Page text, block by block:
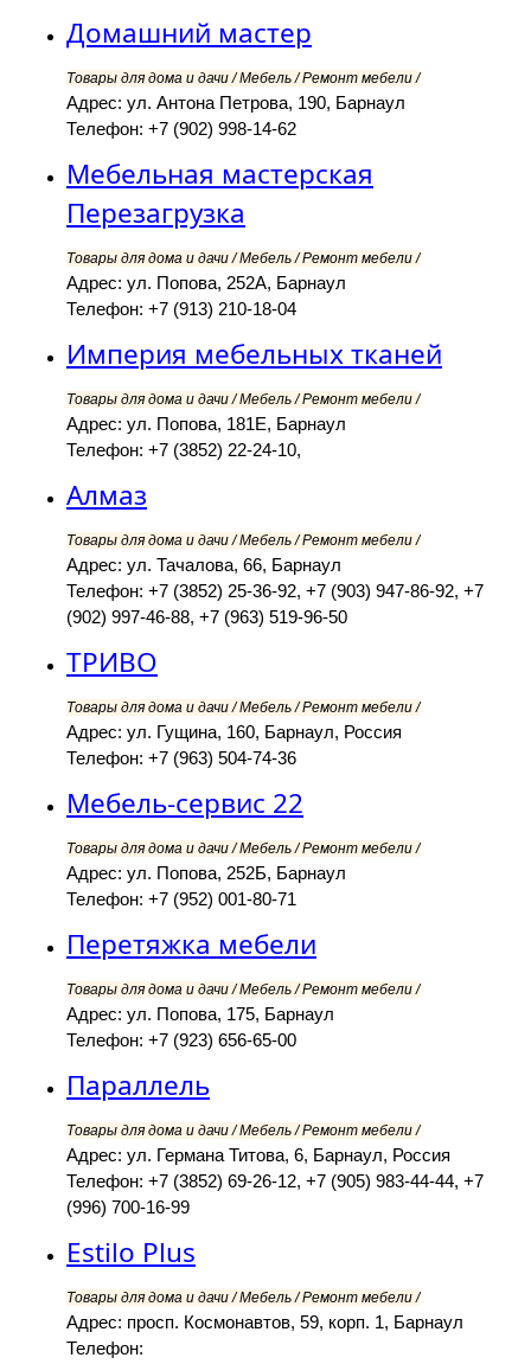
Домашний мастер
Товары для дома и дачи / Мебель / Ремонт мебели /
Адрес: ул. Антона Петрова, 190, Барнаул
Телефон: +7 (902) 998-14-62
Мебельная мастерская
Перезагрузка
Товары для дома и дачи / Мебель / Ремонт мебели /
Адрес: ул. Попова, 252А, Барнаул
Телефон: +7 (913) 210-18-04
Империя мебельных тканей
Товары для дома и дачи / Мебель / Ремонт мебели /
Адрес: ул. Попова, 181Е, Барнаул
Телефон: +7 (3852) 22-24-10,
Алмаз
Товары для дома и дачи / Мебель / Ремонт мебели /
Адрес: ул. Тачалова, 66, Барнаул
Телефон: +7 (3852) 25-36-92, +7 (903) 947-86-92, +7
(902) 997-46-88, +7 (963) 519-96-50
ТРИВО
Товары для дома и дачи / Мебель / Ремонт мебели /
Адрес: ул. Гущина, 160, Барнаул, Россия
Телефон: +7 (963) 504-74-36
Мебель-сервис 22
Товары для дома и дачи / Мебель / Ремонт мебели /
Адрес: ул. Попова, 252Б, Барнаул
Телефон: +7 (952) 001-80-71
Перетяжка мебели
Товары для дома и дачи / Мебель / Ремонт мебели /
Адрес: ул. Попова, 175, Барнаул
Телефон: +7 (923) 656-65-00
Параллель
Товары для дома и дачи / Мебель / Ремонт мебели /
Адрес: ул. Германа Титова, 6, Барнаул, Россия
Телефон: +7 (3852) 69-26-12, +7 (905) 983-44-44, +7
(996) 700-16-99
Estilo Plus
Товары для дома и дачи / Мебель / Ремонт мебели /
Адрес: просп. Космонавтов, 59, корп. 1, Барнаул
Телефон: